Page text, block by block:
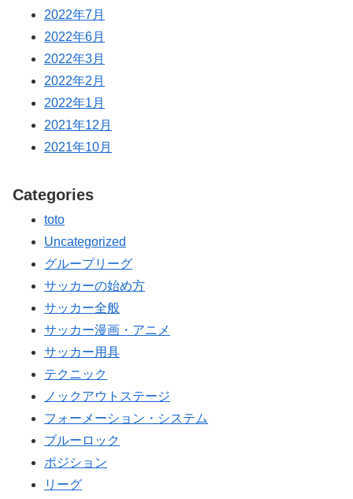
2022年7月
2022年6月
2022年3月
2022年2月
2022年1月
2021年12月
2021年10月
Categories
toto
Uncategorized
グループリーグ
サッカーの始め方
サッカー全般
サッカー漫画・アニメ
サッカー用具
テクニック
ノックアウトステージ
フォーメーション・システム
ブルーロック
ポジション
リーグ